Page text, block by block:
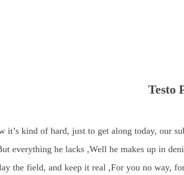
Testo
it’s kind of hard, just to get along today, our
everything he lacks ,Well he makes up in
the field, and keep it real ,For you no way,